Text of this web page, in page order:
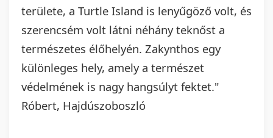
területe, a Turtle Island is lenyűgöző volt, és
szerencsém volt látni néhány teknőst a
természetes élőhelyén. Zakynthos egy
különleges hely, amely a természet
védelmének is nagy hangsúlyt fektet."
Róbert, Hajdúszoboszló